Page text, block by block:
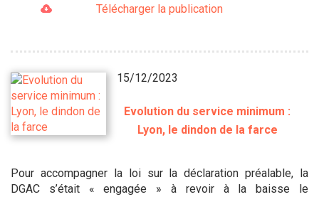
Télécharger la publication
15/12/2023
Evolution du service minimum :
Lyon, le dindon de la farce
Pour accompagner la loi sur la déclaration préalable, la
DGAC s’était « engagée » à revoir à la baisse le